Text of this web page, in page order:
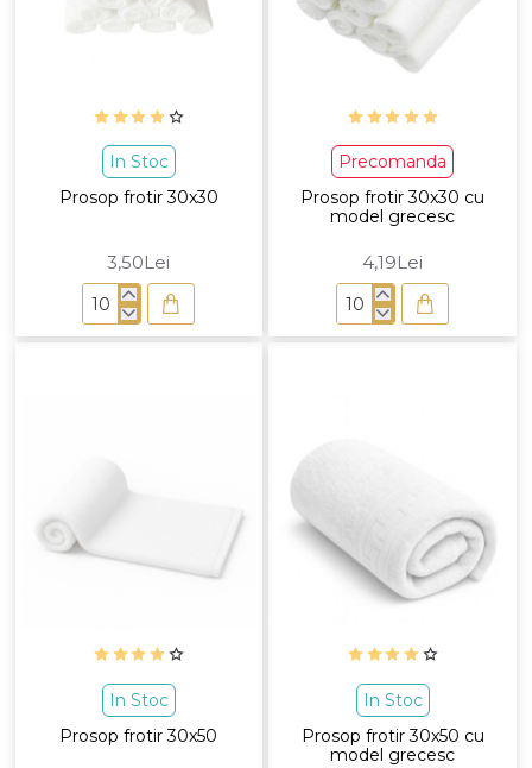
In Stoc
Prosop frotir 30x30
3,50Lei
Prosop
frotir
Precomanda
Prosop frotir 30x30 cu
model grecesc
4,19Lei
Prosop
frotir
In Stoc
Prosop frotir 30x50
In Stoc
Prosop frotir 30x50 cu
model grecesc